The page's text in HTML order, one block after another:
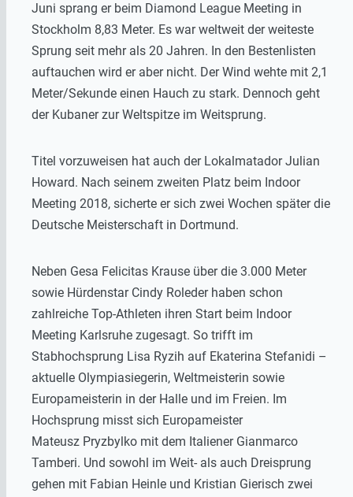
Juni sprang er beim Diamond League Meeting in
Stockholm 8,83 Meter. Es war weltweit der weiteste
Sprung seit mehr als 20 Jahren. In den Bestenlisten
auftauchen wird er aber nicht. Der Wind wehte mit 2,1
Meter/Sekunde einen Hauch zu stark. Dennoch geht
der Kubaner zur Weltspitze im Weitsprung.
Titel vorzuweisen hat auch der Lokalmatador Julian
Howard. Nach seinem zweiten Platz beim Indoor
Meeting 2018, sicherte er sich zwei Wochen später die
Deutsche Meisterschaft in Dortmund.
Neben Gesa Felicitas Krause über die 3.000 Meter
sowie Hürdenstar Cindy Roleder haben schon
zahlreiche Top-Athleten ihren Start beim Indoor
Meeting Karlsruhe zugesagt. So trifft im
Stabhochsprung Lisa Ryzih auf Ekaterina Stefanidi –
aktuelle Olympiasiegerin, Weltmeisterin sowie
Europameisterin in der Halle und im Freien. Im
Hochsprung misst sich Europameister
Mateusz Pryzbylko mit dem Italiener Gianmarco
Tamberi. Und sowohl im Weit- als auch Dreisprung
gehen mit Fabian Heinle und Kristian Gierisch zwei